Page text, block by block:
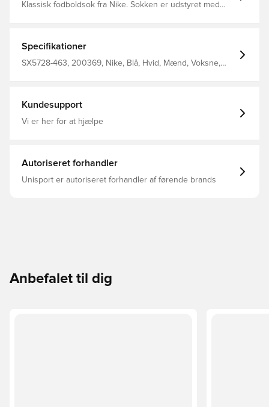
Klassisk fodboldsok fra Nike. Sokken er udstyret med
Specifikationer
SX5728-463, 200369, Nike, Blå, Hvid, Mænd, Voksne,
Kundesupport
Vi er her for at hjælpe
Autoriseret forhandler
Unisport er autoriseret forhandler af førende brands
Anbefalet til dig